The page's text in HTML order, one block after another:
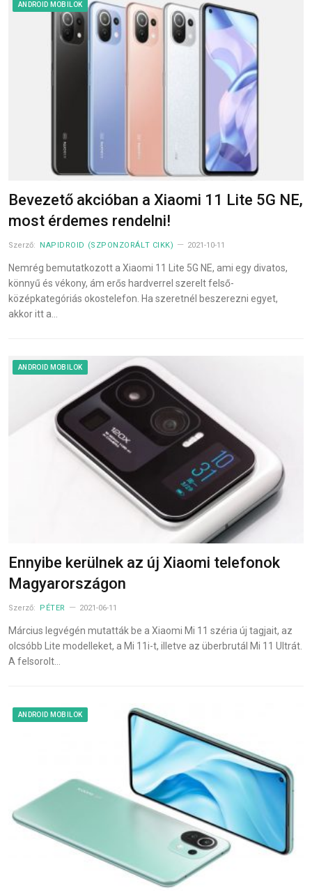
ANDROID MOBILOK
Bevezető akcióban a Xiaomi 11 Lite 5G NE,
most érdemes rendelni!
Szerző: NAPIDROID (SZPONZORÁLT CIKK) 2021-10-11
Nemrég bemutatkozott a Xiaomi 11 Lite 5G NE, ami egy divatos,
könnyű és vékony, ám erős hardverrel szerelt felső-
középkategóriás okostelefon. Ha szeretnél beszerezni egyet,
akkor itt a…
ANDROID MOBILOK
Ennyibe kerülnek az új Xiaomi telefonok
Magyarországon
Szerző: PÉTER 2021-06-11
Március legvégén mutatták be a Xiaomi Mi 11 széria új tagjait, az
olcsóbb Lite modelleket, a Mi 11i-t, illetve az überbrutál Mi 11 Ultrát.
A felsorolt…
ANDROID MOBILOK